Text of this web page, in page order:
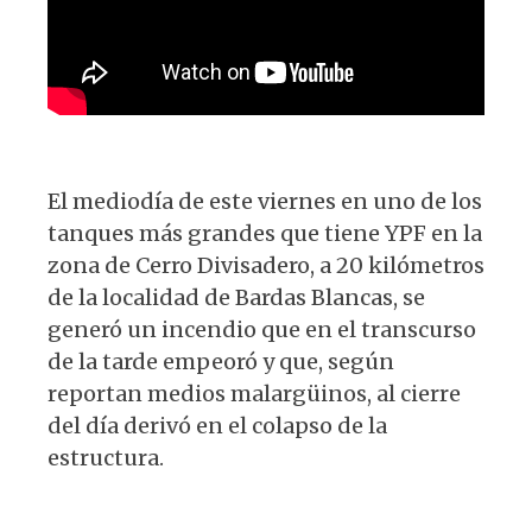
El mediodía de este viernes en uno de los
tanques más grandes que tiene YPF en la
zona de Cerro Divisadero, a 20 kilómetros
de la localidad de Bardas Blancas, se
generó un incendio que en el transcurso
de la tarde empeoró y que, según
reportan medios malargüinos, al cierre
del día derivó en el colapso de la
estructura.